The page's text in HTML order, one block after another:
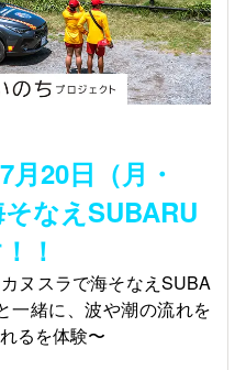
20日（月・
なえSUBARU
！
ヌスラで海そなえSUBA
一緒に、波や潮の流れを
るを体験〜